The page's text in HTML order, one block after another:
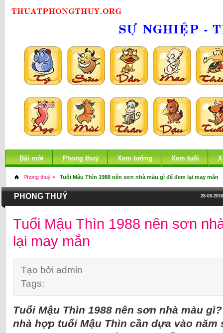
Bài mới Phong thuỷ Xem tướng Xem tuổi
Phong thuỷ » Tuổi Mậu Thìn 1988 nên sơn nhà màu gì để đem lại may mắn
28-03-
PHONG THUỶ
Tuổi Mậu Thìn 1988 nên sơn
lại may mắn
Tạo bởi admin
Tags:
Tuổi Mậu Thìn 1988 nên sơn nhà màu
nhà hợp tuổi Mậu Thìn cần dựa vào năm